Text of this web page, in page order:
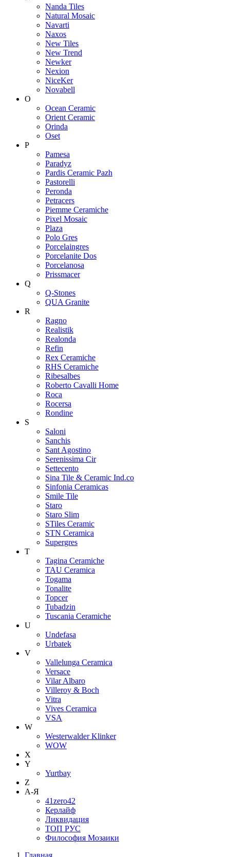
Nanda Tiles
Natural Mosaic
Navarti
Naxos
New Tiles
New Trend
Newker
Nexion
NiceKer
Novabell
O
Ocean Ceramic
Orient Ceramic
Orinda
Oset
P
Pamesa
Paradyz
Pardis Ceramic Pazh
Pastorelli
Peronda
Petracers
Piemme Ceramiche
Pixel Mosaic
Plaza
Polo Gres
Porcelaingres
Porcelanite Dos
Porcelanosa
Prissmacer
Q
Q-Stones
QUA Granite
R
Ragno
Realistik
Realonda
Refin
Rex Ceramiche
RHS Ceramiche
Ribesalbes
Roberto Cavalli Home
Roca
Rocersa
Rondine
S
Saloni
Sanchis
Sant Agostino
Serenissima Cir
Settecento
Sina Tile & Ceramic Ind.co
Sinfonia Ceramicas
Smile Tile
Staro
Staro Slim
STiles Ceramic
STN Ceramica
Supergres
T
Tagina Ceramiche
TAU Ceramica
Togama
Tonalite
Topcer
Tubadzin
Tuscania Ceramiche
U
Undefasa
Urbatek
V
Vallelunga Ceramica
Versace
Vilar Albaro
Villeroy & Boch
Vitra
Vives Ceramica
VSA
W
Westerwalder Klinker
WOW
X
Y
Yurtbay
Z
А-Я
41zero42
Керлайф
Ликвидация
ТОП РУС
Философия Мозаики
Главная